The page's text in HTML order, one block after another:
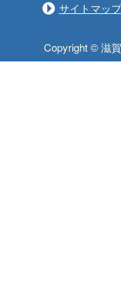
サイトマップ
Copyright © 滋